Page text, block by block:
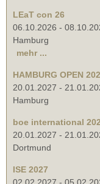
LEaT con 26
06.10.2026 -
Hamburg
mehr ...
HAMBURG OPEN
20.01.2027 -
Hamburg
boe international
20.01.2027 -
Dortmund
ISE 2027
02.02.2027 -